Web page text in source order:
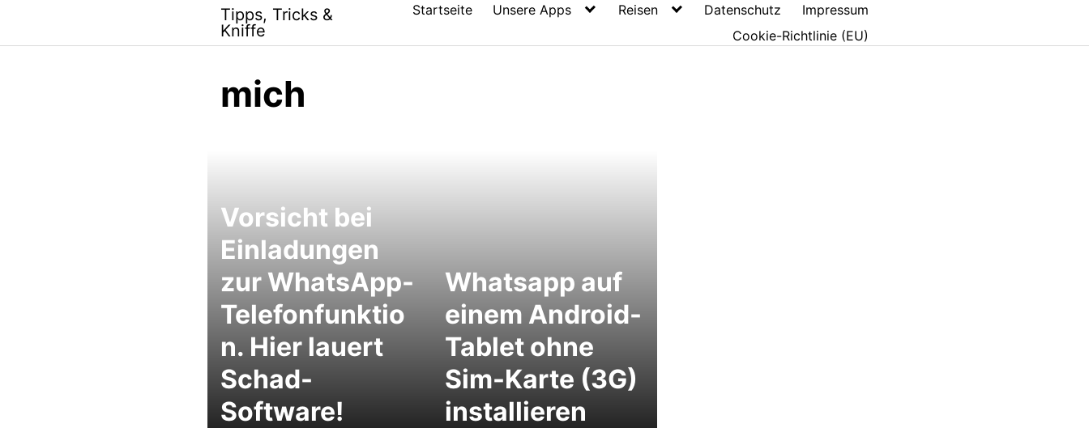
content
Tipps, Tricks &
Kniffe
Startseite Unsere Apps Reisen Datenschutz
Impressum
Cookie-Richtlinie (EU)
mich
Vorsicht bei
Einladungen
zur WhatsApp-
Telefonfunktio
n. Hier lauert
Schad-
Software!
Whatsapp auf
einem Android-
Tablet ohne
Sim-Karte (3G)
installieren